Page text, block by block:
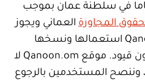
في سلطنة عمان بموجب
المجاورة العماني ويجوز
لمستخدمي موقع Qanoon.om استعمالها ونسخها
ونشرها وترجمتها مجانا ودون قيود. موقع Qanoon.om لا
وننصح المستخدمين بالرجوع